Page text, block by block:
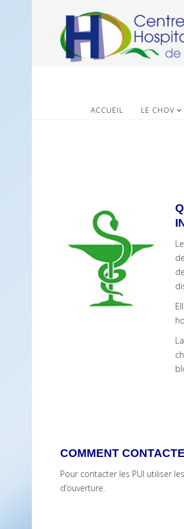
ACCUEIL LE CHOV
COMMENT
Pour contacter les PUI utiliser
d’ouverture.